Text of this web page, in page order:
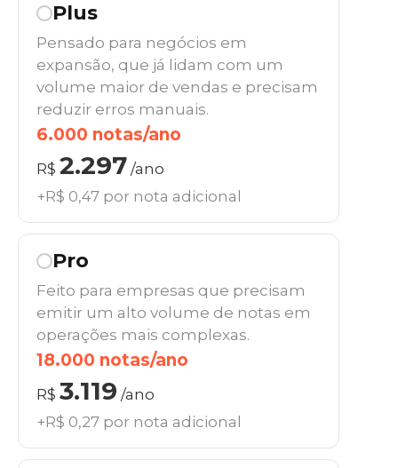
Plus
Pensado para negócios em
expansão, que já lidam com um
volume maior de vendas e precisam
reduzir erros manuais.
6.000 notas/ano
R$ 2.297 /ano
+R$ 0,47 por nota adicional
Pro
Feito para empresas que precisam
emitir um alto volume de notas em
operações mais complexas.
18.000 notas/ano
R$ 3.119 /ano
+R$ 0,27 por nota adicional